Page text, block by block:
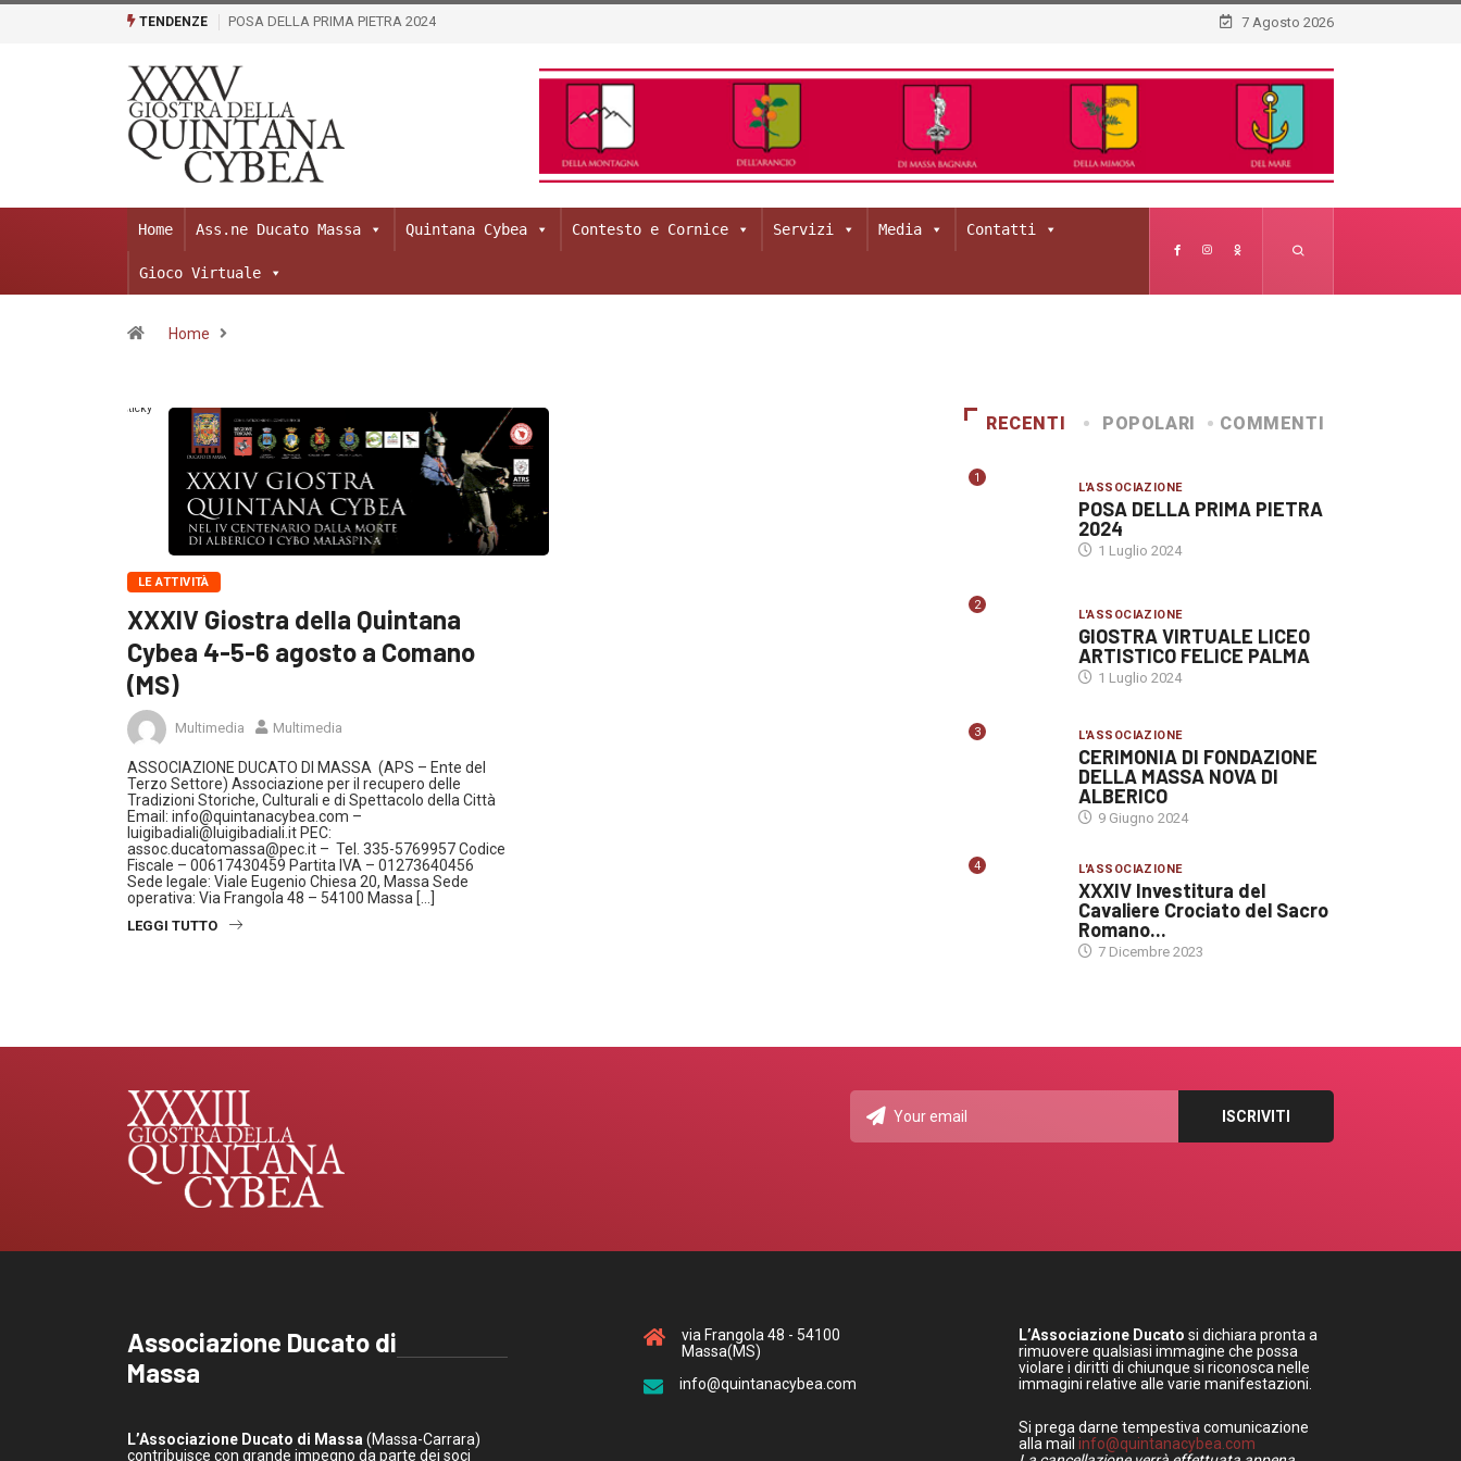
TENDENZE POSA DELLA PRIMA PIETRA 2024 7 Agosto 2026
Home Ass.ne Ducato Massa Quintana Cybea Contesto e Cornice Servizi Media Contatti
Gioco Virtuale
Home
Sticky
LE ATTIVITÀ
XXXIV Giostra della Quintana
Cybea 4-5-6 agosto a Comano
(MS)
Multimedia Multimedia
ASSOCIAZIONE DUCATO DI MASSA (APS – Ente del
Terzo Settore) Associazione per il recupero delle
Tradizioni Storiche, Culturali e di Spettacolo della Città
Email: info@quintanacybea.com –
luigibadiali@luigibadiali.it PEC:
assoc.ducatomassa@pec.it – Tel. 335-5769957 Codice
Fiscale – 00617430459 Partita IVA – 01273640456
Sede legale: Viale Eugenio Chiesa 20, Massa Sede
operativa: Via Frangola 48 – 54100 Massa […]
LEGGI TUTTO
RECENTI POPOLARI COMMENTI
1
L'ASSOCIAZIONE
POSA DELLA PRIMA PIETRA
2024
1 Luglio 2024
2
L'ASSOCIAZIONE
GIOSTRA VIRTUALE LICEO
ARTISTICO FELICE PALMA
1 Luglio 2024
3 L'ASSOCIAZIONE
CERIMONIA DI FONDAZIONE
DELLA MASSA NOVA DI
ALBERICO
9 Giugno 2024
4 L'ASSOCIAZIONE
XXXIV Investitura del
Cavaliere Crociato del Sacro
Romano...
7 Dicembre 2023
Associazione Ducato di
Massa
L’Associazione Ducato di Massa (Massa-Carrara)
contribuisce con grande impegno da parte dei soci
via Frangola 48 - 54100
Massa(MS)
info@quintanacybea.com
L’Associazione Ducato si dichiara pronta a
rimuovere qualsiasi immagine che possa
violare i diritti di chiunque si riconosca nelle
immagini relative alle varie manifestazioni.
Si prega darne tempestiva comunicazione
alla mail info@quintanacybea.com